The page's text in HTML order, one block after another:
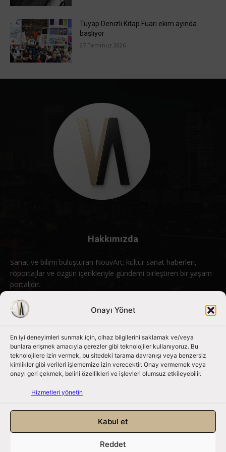
Onayı Yönet
En iyi deneyimleri sunmak için, cihaz bilgilerini saklamak ve/veya
bunlara erişmek amacıyla çerezler gibi teknolojiler kullanıyoruz. Bu
teknolojilere izin vermek, bu sitedeki tarama davranışı veya benzersiz
kimlikler gibi verileri işlememize izin verecektir. Onay vermemek veya
onayı geri çekmek, belirli özellikleri ve işlevleri olumsuz etkileyebilir.
Hizmetleri yönetin
Kabul et
Reddet
Tüyap Denizli Kitap Fuarı ekim ayında
başlıyor
27 Temmuz 2026
Hakkımızda
Sanat ve bilimi buluşturan NouvArt; kültür sanat haberleri,
röportajlar ve özgün içerikleriyle gündemi birleştiren bir yaşam
portalıdır.
Bizimle iletişime geçin: info@nouvart.net
Bizi Takip Edin